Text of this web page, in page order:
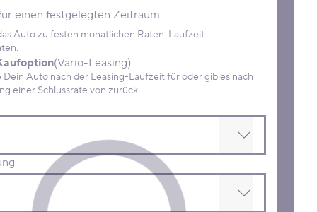
einen festgelegten Zeitraum
Auto zu festen monatlichen Raten. Laufzeit
(Vario-Leasing)
Auto nach der Leasing-Laufzeit für oder gib es nach
Zahlung einer Schlussrate von zurück.